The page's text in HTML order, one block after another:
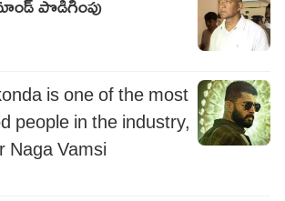
is one of the most
people in the industry,
Naga Vamsi